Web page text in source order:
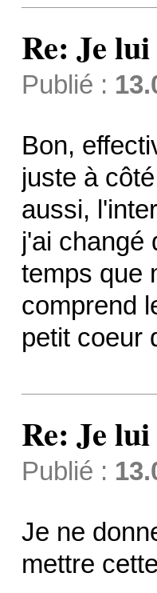
Re: Je
Publié :
Bon,
juste à
aussi,
j'ai changé
temps que
comprend
petit coeur
Re: Je
Publié :
Je ne
mettre